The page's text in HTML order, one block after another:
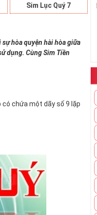
Sim Lục Quý 7
hòa quyện hài hòa giữa
dụng. Cùng Sim Tiền
chứa một dãy số 9 lặp